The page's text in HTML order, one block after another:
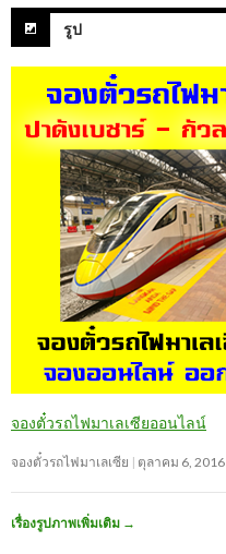
รูป
จองตั๋วรถไฟมาเลเซียออนไลน์
จองตั๋วรถไฟมาเลเซีย ตุลาคม 6, 2016
เรื่องรูปภาพเพิ่มเติม →